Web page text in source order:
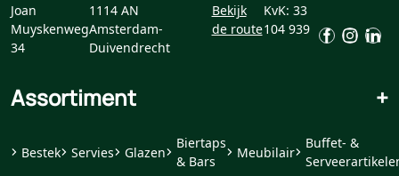
Joan
Muyskenweg
34
1114 AN
Amsterdam-
Duivendrecht
Bekijk
de route
KvK: 33
104 939
Assortiment +
Bestek Servies Glazen
Biertaps
& Bars
Meubilair
Buffet- &